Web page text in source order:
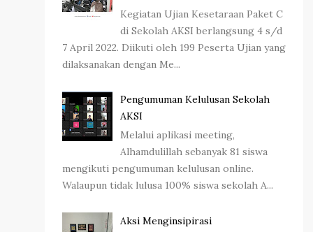
Kegiatan Ujian Kesetaraan Paket C
di Sekolah AKSI berlangsung 4 s/d
7 April 2022. Diikuti oleh 199 Peserta Ujian yang
dilaksanakan dengan Me...
Pengumuman Kelulusan Sekolah
AKSI
Melalui aplikasi meeting,
Alhamdulillah sebanyak 81 siswa
mengikuti pengumuman kelulusan online.
Walaupun tidak lulusa 100% siswa sekolah A...
Aksi Menginsipirasi